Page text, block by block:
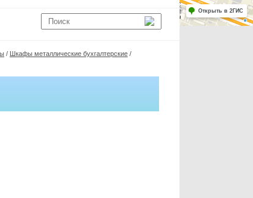
Работает на API 2ГИС
Лицензионное соглашение
работы Raster JS API нужен ключ. Помощь: api@2gis.ru
Открыть в 2ГИС
/ Шкафы металлические бухгалтерские /